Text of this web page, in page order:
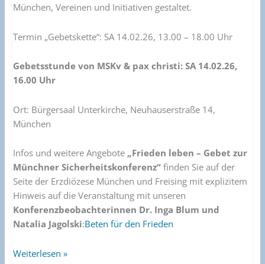
München, Vereinen und Initiativen gestaltet.
Termin „Gebetskette“: SA 14.02.26, 13.00 – 18.00 Uhr
Gebetsstunde von MSKv & pax christi: SA 14.02.26,
16.00 Uhr
Ort: Bürgersaal Unterkirche, Neuhauserstraße 14,
München
Infos und weitere Angebote „Frieden leben – Gebet zur
Münchner Sicherheitskonferenz“ finden Sie auf der
Seite der Erzdiözese München und Freising mit explizitem
Hinweis auf die Veranstaltung mit unseren
Konferenzbeobachterinnen Dr. Inga Blum und
Natalia Jagolski:Beten für den Frieden
Weiterlesen »